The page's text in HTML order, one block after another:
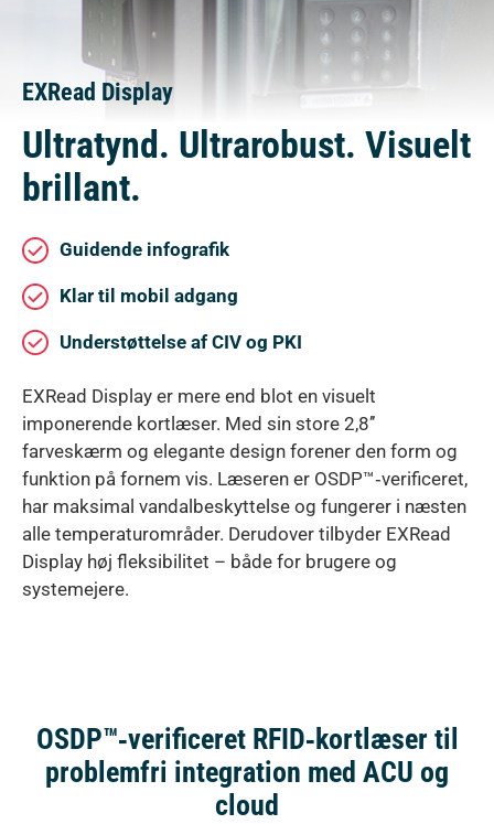
EXRead Display
Ultratynd. Ultrarobust. Visuelt
brillant.
Guidende infografik
Klar til mobil adgang
Understøttelse af CIV og PKI
EXRead Display er mere end blot en visuelt
imponerende kortlæser. Med sin store 2,8’’
farveskærm og elegante design forener den form og
funktion på fornem vis. Læseren er OSDP™‑verificeret,
har maksimal vandalbeskyttelse og fungerer i næsten
alle temperaturområder. Derudover tilbyder EXRead
Display høj fleksibilitet – både for brugere og
systemejere.
OSDP™‑verificeret RFID‑kortlæser til
problemfri integration med ACU og
cloud